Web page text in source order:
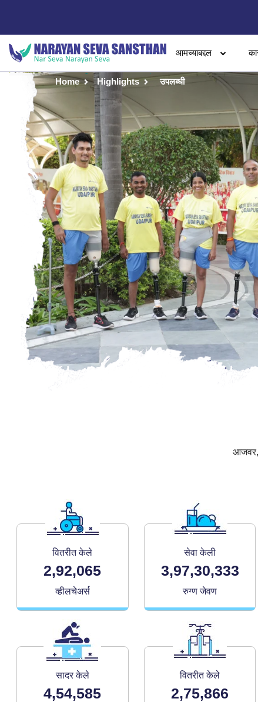
आमच्याबद्दल
Home Highlights उपलब्धी
आजवर,
वितरीत केले
2,92,065
व्हीलचेअर्स
सेवा केली
3,97,30,333
रुग्ण जेवण
सादर केले
4,54,585
वितरीत केले
2,75,866